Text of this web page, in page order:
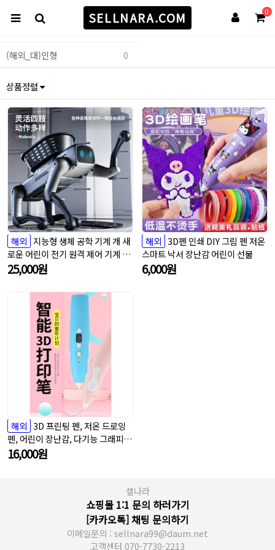
0
SELLNARA.COM
(해외_대)인형 0
상품정렬
해외 지능형 생체 공학 기계 개 새
로운 어린이 전기 원격 제어 기계 장
난감 AI
25,000원
해외 3D펜 인쇄 DIY 그림 펜 저온
스마트 낙서 장난감 어린이 선물
6,000원
해외 3D 프린팅 펜, 저온 드로잉
펜, 어린이 장난감, 다기능 그래피티
드로잉 펜, 저온 PCL 소모품
16,000원
셀나라
쇼핑몰 1:1 문의 하러가기
[카카오톡] 채팅 문의하기
이메일문의 : sellnara99@daum.net
고객센터 070-7730-2213